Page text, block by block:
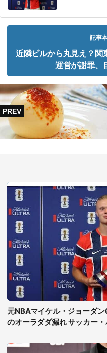
記事
近隣ビルから丸見え？
運営が謝罪、
元NBAマイケル・ジョーダ
のオーラダダ漏れ サッカー